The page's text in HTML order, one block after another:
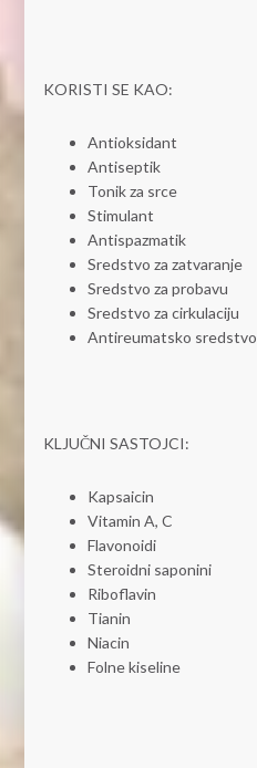
KORISTI SE KAO:
Antioksidant
Antiseptik
Tonik za srce
Stimulant
Antispazmatik
Sredstvo za zatvaranje
Sredstvo za probavu
Sredstvo za cirkulaciju
Antireumatsko sredstvo
KLJUČNI SASTOJCI:
Kapsaicin
Vitamin A, C
Flavonoidi
Steroidni saponini
Riboflavin
Tianin
Niacin
Folne kiseline